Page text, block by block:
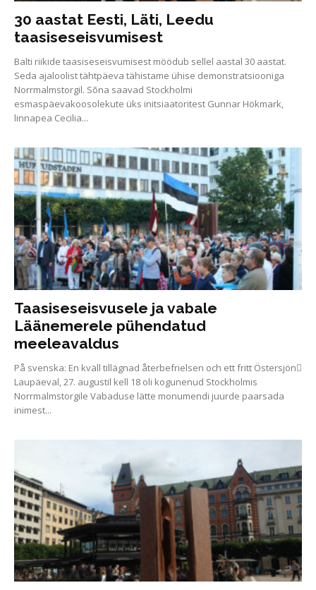
30 aastat Eesti, Läti, Leedu
taasiseseisvumisest
Balti riikide taasiseseisvumisest möödub sellel aastal 30 aastat.
Seda ajaloolist tähtpäeva tähistame ühise demonstratsiooniga
Norrmalmstorgil. Sõna saavad Stockholmi
esmaspäevakoosolekute üks initsiaatoritest Gunnar Hökmark,
linnapea Cecilia...
Taasiseseisvusele ja vabale
Läänemerele pühendatud
meeleavaldus
På svenska: En kväll tillägnad återbefrielsen och ett fritt Östersjön
Laupäeval, 27. augustil kell 18 oli kogunenud Stockholmis
Norrmalmstorgile Vabaduse lätte monumendi juurde paarsada
inimest...